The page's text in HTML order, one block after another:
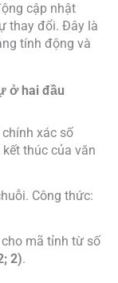
cập nhật
thay đổi. Đây là
tính động và
ở hai đầu
xác số
thúc của văn
Công thức:
mã tỉnh từ số
2).